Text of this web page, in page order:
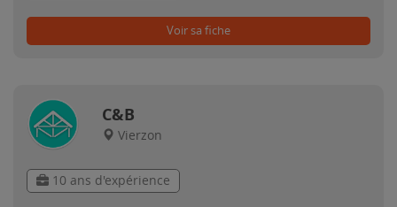
Voir sa fiche
C&B
Vierzon
10 ans d'expérience